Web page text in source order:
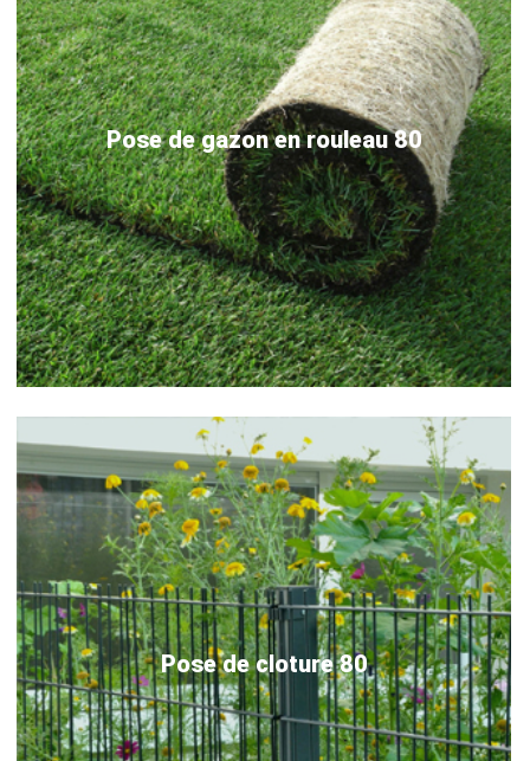
Pose de gazon en rouleau 80
Pose de cloture 80